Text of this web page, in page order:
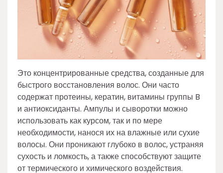
Это концентрированные средства, созданные для
быстрого восстановления волос. Они часто
содержат протеины, кератин, витамины группы B
и антиоксиданты. Ампулы и сыворотки можно
использовать как курсом, так и по мере
необходимости, нанося их на влажные или сухие
волосы. Они проникают глубоко в волос, устраняя
сухость и ломкость, а также способствуют защите
от термического и химического воздействия.